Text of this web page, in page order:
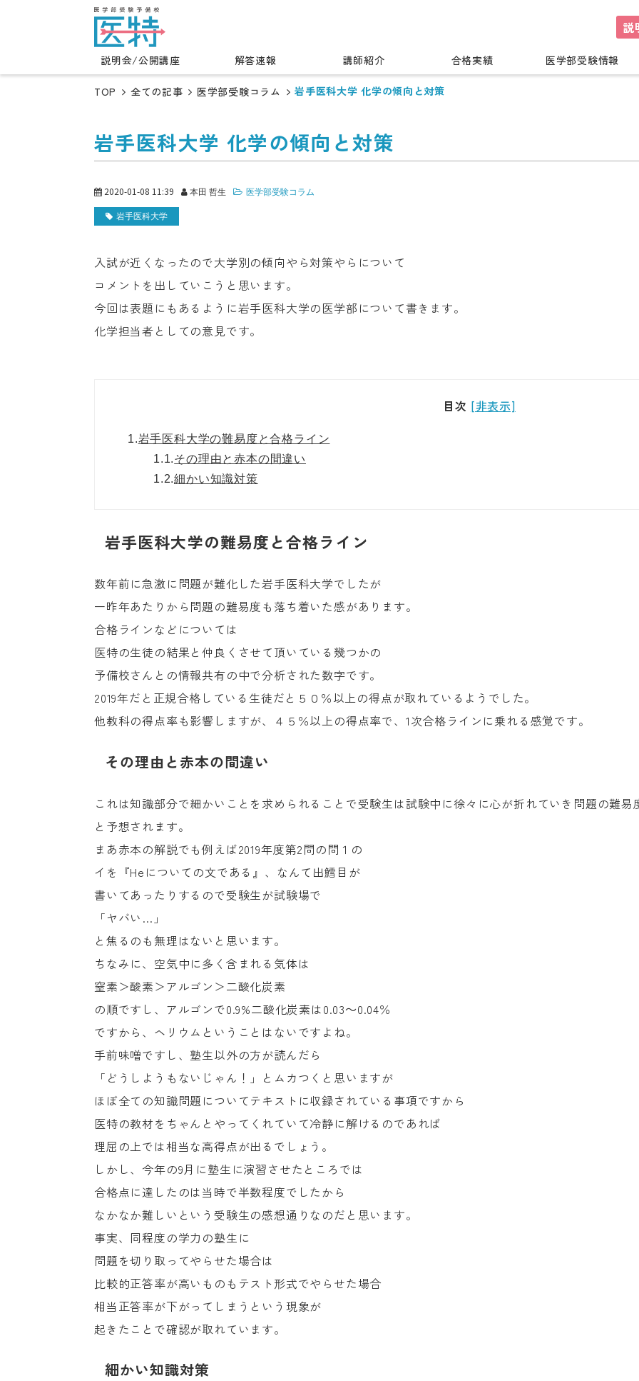
説
説明会/公開講座 解答速報 講師紹介 合格実績 医学部受験情報
TOP 全ての記事 医学部受験コラム 岩手医科大学 化学の傾向と対策
岩手医科大学 化学の傾向と対策
2020-01-08 11:39 本田 哲生 医学部受験コラム
岩手医科大学
入試が近くなったので大学別の傾向やら対策やらについて
コメントを出していこうと思います。
今回は表題にもあるように岩手医科大学の医学部について書きます。
化学担当者としての意見です。
目次 [非表示]
1.岩手医科大学の難易度と合格ライン
1.1.その理由と赤本の間違い
1.2.細かい知識対策
岩手医科大学の難易度と合格ライン
数年前に急激に問題が難化した岩手医科大学でしたが
一昨年あたりから問題の難易度も落ち着いた感があります。
合格ラインなどについては
医特の生徒の結果と仲良くさせて頂いている幾つかの
予備校さんとの情報共有の中で分析された数字です。
2019年だと正規合格している生徒だと５０％以上の得点が取れているようでした。
他教科の得点率も影響しますが、４５％以上の得点率で、1次合格ラインに乗れる感覚です。
その理由と赤本の間違い
これは知識部分で細かいことを求められることで受験生は試験中に徐々に心が折れていき問題の難
と予想されます。
まあ赤本の解説でも例えば2019年度第2問の問１の
イを『Heについての文である』、なんて出鱈目が
書いてあったりするので受験生が試験場で
「ヤバい…」
と焦るのも無理はないと思います。
ちなみに、空気中に多く含まれる気体は
窒素＞酸素＞アルゴン＞二酸化炭素
の順ですし、アルゴンで0.9%二酸化炭素は0.03～0.04％
ですから、ヘリウムということはないですよね。
手前味噌ですし、塾生以外の方が読んだら
「どうしようもないじゃん！」とムカつくと思いますが
ほぼ全ての知識問題についてテキストに収録されている事項ですから
医特の教材をちゃんとやってくれていて冷静に解けるのであれば
理屈の上では相当な高得点が出るでしょう。
しかし、今年の9月に塾生に演習させたところでは
合格点に達したのは当時で半数程度でしたから
なかなか難しいという受験生の感想通りなのだと思います。
事実、同程度の学力の塾生に
問題を切り取ってやらせた場合は
比較的正答率が高いものもテスト形式でやらせた場合
相当正答率が下がってしまうという現象が
起きたことで確認が取れています。
細かい知識対策